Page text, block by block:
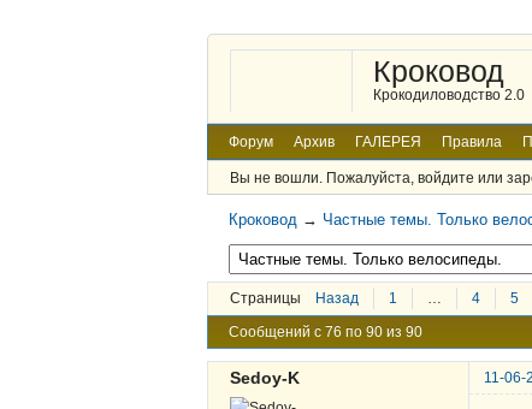
Кроковод
Крокодиловодство 2.0
Форум Архив ГАЛЕРЕЯ Правила
Вы не вошли. Пожалуйста, войдите или
Кроковод → Частные темы. Только
Страницы Назад 1 … 4 5
Сообщений с 76 по 90 из 90
Sedoy-K 11-06-